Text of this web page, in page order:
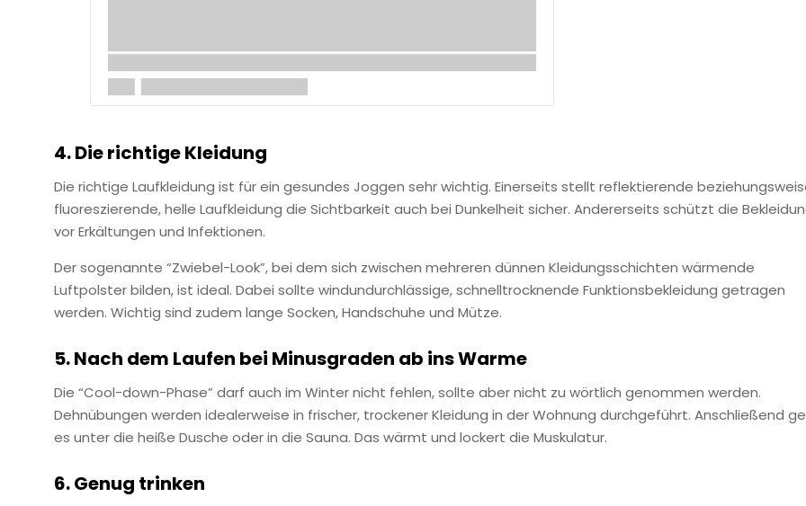
4. Die richtige Kleidung
Die richtige Laufkleidung ist für ein gesundes Joggen sehr wichtig. Einerseits stellt reflektierende
fluoreszierende, helle Laufkleidung die Sichtbarkeit auch bei Dunkelheit sicher. Andererseits schützt die
vor Erkältungen und Infektionen.
Der sogenannte “Zwiebel-Look”, bei dem sich zwischen mehreren dünnen Kleidungsschichten wärmende
Luftpolster bilden, ist ideal. Dabei sollte windundurchlässige, schnelltrocknende Funktionsbekleidung getragen
werden. Wichtig sind zudem lange Socken, Handschuhe und Mütze.
5. Nach dem Laufen bei Minusgraden ab ins Warme
Die “Cool-down-Phase” darf auch im Winter nicht fehlen, sollte aber nicht zu wörtlich genommen werden.
Dehnübungen werden idealerweise in frischer, trockener Kleidung in der Wohnung durchgeführt. Anschließend
es unter die heiße Dusche oder in die Sauna. Das wärmt und lockert die Muskulatur.
6. Genug trinken